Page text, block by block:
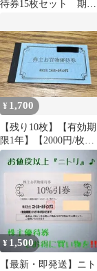
待券15枚セット 期限
¥ 1,700
【残り10枚】【有効期
限1年】【2000円/枚】
10%ニトリ優待/27年6
月末
¥ 1,500
【最新・即発送】ニト